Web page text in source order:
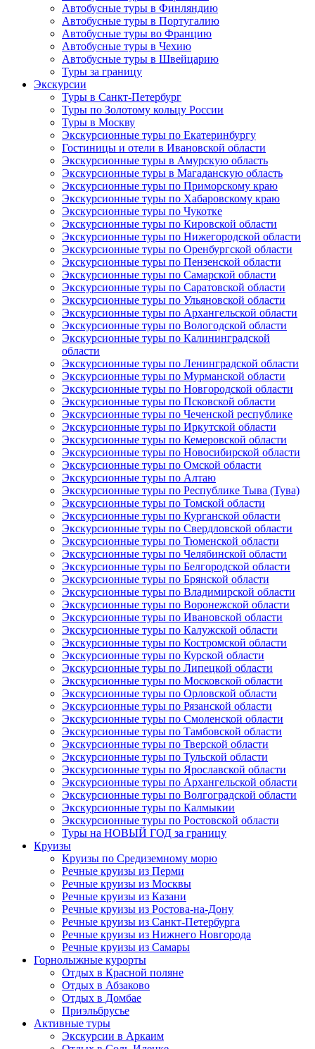
Автобусные туры в Финляндию
Автобусные туры в Португалию
Автобусные туры во Францию
Автобусные туры в Чехию
Автобусные туры в Швейцарию
Туры за границу
Экскурсии
Туры в Санкт-Петербург
Туры по Золотому кольцу России
Туры в Москву
Экскурсионные туры по Екатеринбургу
Гостиницы и отели в Ивановской области
Экскурсионные туры в Амурскую область
Экскурсионные туры в Магаданскую область
Экскурсионные туры по Приморскому краю
Экскурсионные туры по Хабаровскому краю
Экскурсионные туры по Чукотке
Экскурсионные туры по Кировской области
Экскурсионные туры по Нижегородской области
Экскурсионные туры по Оренбургской области
Экскурсионные туры по Пензенской области
Экскурсионные туры по Самарской области
Экскурсионные туры по Саратовской области
Экскурсионные туры по Ульяновской области
Экскурсионные туры по Архангельской области
Экскурсионные туры по Вологодской области
Экскурсионные туры по Калининградской
области
Экскурсионные туры по Ленинградской области
Экскурсионные туры по Мурманской области
Экскурсионные туры по Новгородской области
Экскурсионные туры по Псковской области
Экскурсионные туры по Чеченской республике
Экскурсионные туры по Иркутской области
Экскурсионные туры по Кемеровской области
Экскурсионные туры по Новосибирской области
Экскурсионные туры по Омской области
Экскурсионные туры по Алтаю
Экскурсионные туры по Республике Тыва (Тува)
Экскурсионные туры по Томской области
Экскурсионные туры по Курганской области
Экскурсионные туры по Свердловской области
Экскурсионные туры по Тюменской области
Экскурсионные туры по Челябинской области
Экскурсионные туры по Белгородской области
Экскурсионные туры по Брянской области
Экскурсионные туры по Владимирской области
Экскурсионные туры по Воронежской области
Экскурсионные туры по Ивановской области
Экскурсионные туры по Калужской области
Экскурсионные туры по Костромской области
Экскурсионные туры по Курской области
Экскурсионные туры по Липецкой области
Экскурсионные туры по Московской области
Экскурсионные туры по Орловской области
Экскурсионные туры по Рязанской области
Экскурсионные туры по Смоленской области
Экскурсионные туры по Тамбовской области
Экскурсионные туры по Тверской области
Экскурсионные туры по Тульской области
Экскурсионные туры по Ярославской области
Экскурсионные туры по Архангельской области
Экскурсионные туры по Волгоградской области
Экскурсионные туры по Калмыкии
Экскурсионные туры по Ростовской области
Туры на НОВЫЙ ГОД за границу
Круизы
Круизы по Средиземному морю
Речные круизы из Перми
Речные круизы из Москвы
Речные круизы из Казани
Речные круизы из Ростова-на-Дону
Речные круизы из Санкт-Петербурга
Речные круизы из Нижнего Новгорода
Речные круизы из Самары
Горнолыжные курорты
Отдых в Красной поляне
Отдых в Абзаково
Отдых в Домбае
Приэльбрусье
Активные туры
Экскурсии в Аркаим